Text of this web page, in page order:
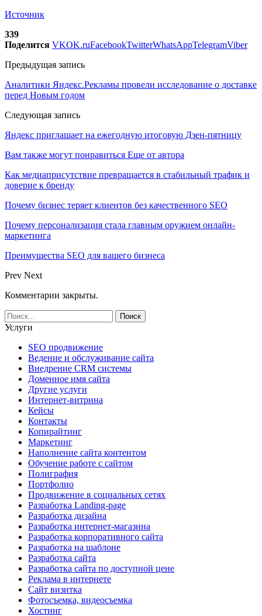
Источник
339
Поделится VKOK.ruFacebookTwitterWhatsAppTelegramViber
Предыдущая запись
Аналитики Яндекс.Рекламы провели исследование о доставке
перед Новым годом
Следующая запись
Яндекс приглашает на ежегодную итоговую Дзен-пятницу
Вам также могут понравиться Еще от автора
Как медиаприсутствие превращается в стабильный трафик и
доверие к бренду
Почему бизнес теряет клиентов без качественного SEO
Почему персонализация стала главным оружием онлайн-
маркетинга
Преимущества SEO для вашего бизнеса
Prev Next
Комментарии закрыты.
Услуги
SEO продвижение
Ведение и обслуживание сайта
Внедрение CRM системы
Доменное имя сайта
Другие услуги
Интернет-витрина
Кейсы
Контакты
Копирайтинг
Маркетинг
Наполнение сайта контентом
Обучение работе с сайтом
Полиграфия
Портфолио
Продвижение в социальных сетях
Разработка Landing-page
Разработка дизайна
Разработка интернет-магазина
Разработка корпоративного сайта
Разработка на шаблоне
Разработка сайта
Разработка сайта по доступной цене
Реклама в интернете
Сайт визитка
Фотосъемка, видеосъемка
Хостинг